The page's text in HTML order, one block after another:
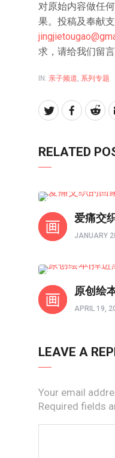
对原始内容做任
果。投稿及奉献
求，请给我们留言
IN: 亲子频道, 系列专题
RELATED
爱痛交
JANUARY
原创绘
APRIL 19,
LEAVE A
Your email
Required fields